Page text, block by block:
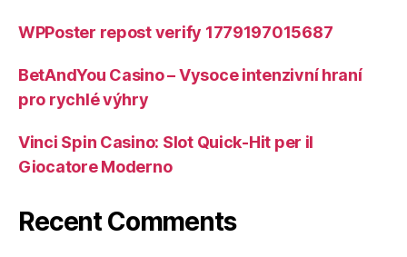
WPPoster repost verify 1779197015687
BetAndYou Casino – Vysoce intenzivní hraní
pro rychlé výhry
Vinci Spin Casino: Slot Quick‑Hit per il
Giocatore Moderno
Recent Comments